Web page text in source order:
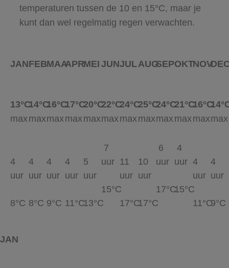
temperaturen tussen de 10 en 15°C, maar je
kunt dan wel regelmatig regen verwachten.
JAN
13°C
max
4
uur
8°C
FEB
14°C
max
4
uur
8°C
MAA
16°C
max
4
uur
9°C
APR
17°C
max
4
uur
11°C
MEI
20°C
max
5
uur
13°C
JUN
22°C
max
7
uur
15°C
JUL
24°C
max
11
uur
17°C
AUG
25°C
max
10
uur
17°C
SEP
24°C
max
6
uur
17°C
OKT
21°C
max
4
uur
15°C
NOV
16°C
max
4
uur
11°C
max
4
uur
9°C
JAN